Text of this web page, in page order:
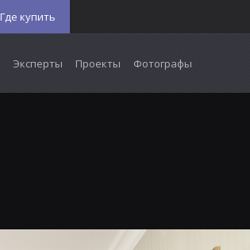
Где купить
Эксперты Проекты Фотографы